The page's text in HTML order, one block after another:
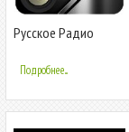
Русское Радио
Подробнее...